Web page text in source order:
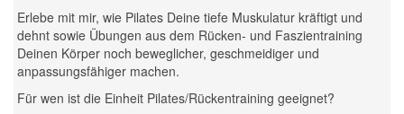
Erlebe mit mir, wie Pilates Deine tiefe Muskulatur kräftigt und
dehnt sowie Übungen aus dem Rücken- und Faszientraining
Deinen Körper noch beweglicher, geschmeidiger und
anpassungsfähiger machen.
Für wen ist die Einheit Pilates/Rückentraining geeignet?